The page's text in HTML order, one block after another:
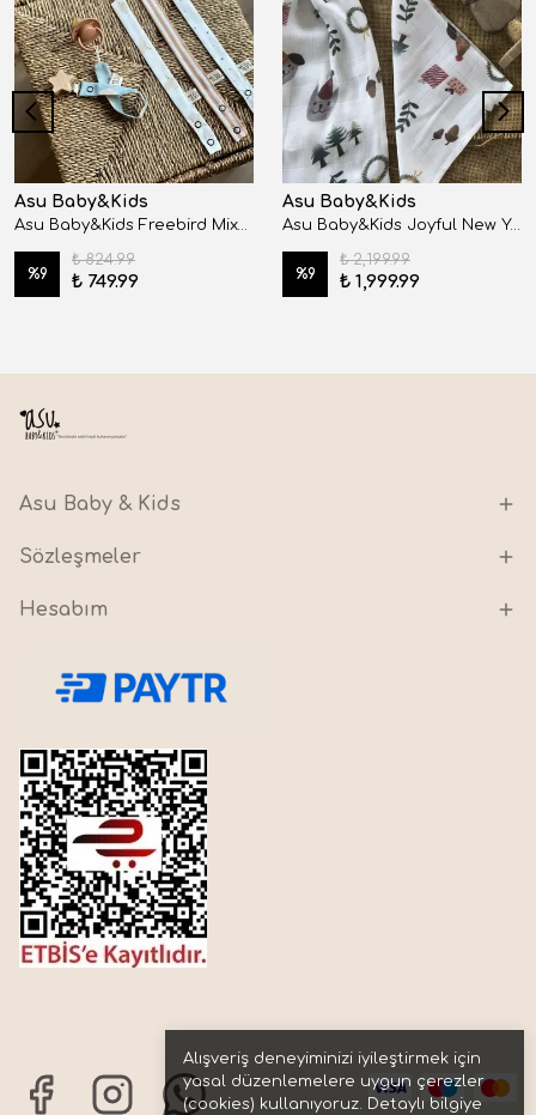
Alışveriş deneyiminizi iyileştirmek için
yasal düzenlemelere uygun çerezler
(cookies) kullanıyoruz. Detaylı bilgiye
Asu Baby&Kids
Asu Baby&Kids Freebird Mix&Match 4'lü Organik Pamuk Emzik Askısı
%9
₺ 824.99
₺ 749.99
Asu Baby&Kids
Asu Baby&Kids Joyful New Year Organik Pamuk Mini Bebek Kiti Müslin&Kese&Mendil Seti
%9
₺ 2,199.99
₺ 1,999.99
Asu Baby & Kids
Sözleşmeler
Hesabım